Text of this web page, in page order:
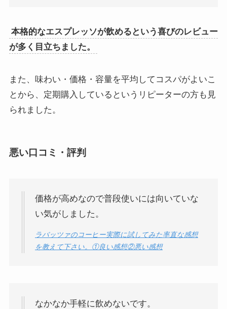
本格的なエスプレッソが飲めるという喜びのレビュー
が多く目立ちました。
また、味わい・価格・容量を平均してコスパがよいこ
とから、定期購入しているというリピーターの方も見
られました。
悪い口コミ・評判
価格が高めなので普段使いには向いていな
い気がしました。
ラバッツァのコーヒー実際に試してみた率直な感想
を教えて下さい。①良い感想②悪い感想
なかなか手軽に飲めないです。